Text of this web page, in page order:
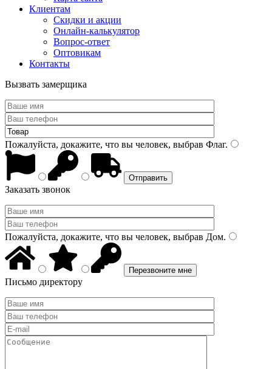
Клиентам
Скидки и акции
Онлайн-калькулятор
Вопрос-ответ
Оптовикам
Контакты
Вызвать замерщика
Пожалуйста, докажите, что вы человек, выбрав Флаг.
Заказать звонок
Пожалуйста, докажите, что вы человек, выбрав Дом.
Письмо директору